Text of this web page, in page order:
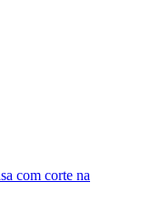
com corte na